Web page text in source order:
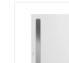
chimiques